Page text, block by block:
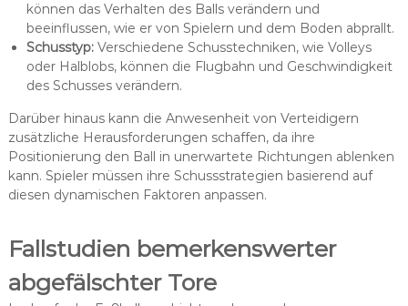
können das Verhalten des Balls verändern und
beeinflussen, wie er von Spielern und dem Boden abprallt.
Schusstyp:Verschiedene Schusstechniken, wie Volleys
oder Halblobs, können die Flugbahn und Geschwindigkeit
des Schusses verändern.
Darüber hinaus kann die Anwesenheit von Verteidigern
zusätzliche Herausforderungen schaffen, da ihre
Positionierung den Ball in unerwartete Richtungen ablenken
kann. Spieler müssen ihre Schussstrategien basierend auf
diesen dynamischen Faktoren anpassen.
Fallstudien bemerkenswerter
abgefälschter Tore